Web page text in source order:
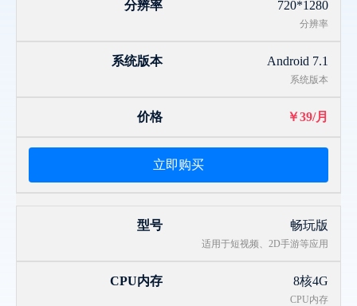
720*1280
分辨率
Android 7.1
系统版本
￥39/月
立即购买
畅玩版
适用于短视频、2D手游等应用
8核4G
CPU内存